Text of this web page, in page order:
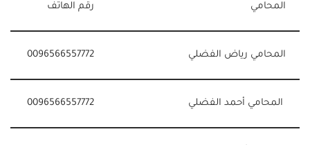
المحامي رقم الهاتف
المحامي رياض الفضلي 0096566557772
المحامي أحمد الفضلي 0096566557772